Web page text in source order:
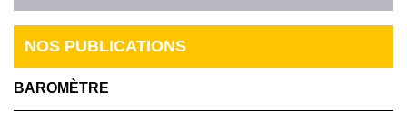
NOS PUBLICATIONS
BAROMÈTRE